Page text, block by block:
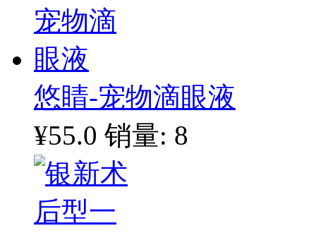
悠睛-宠物滴眼液
¥55.0 销量: 8